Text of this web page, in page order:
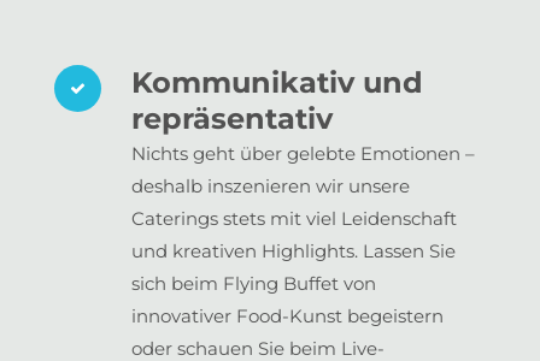
Kommunikativ und
repräsentativ
Nichts geht über gelebte Emotionen –
deshalb inszenieren wir unsere
Caterings stets mit viel Leidenschaft
und kreativen Highlights. Lassen Sie
sich beim Flying Buffet von
innovativer Food-Kunst begeistern
oder schauen Sie beim Live-